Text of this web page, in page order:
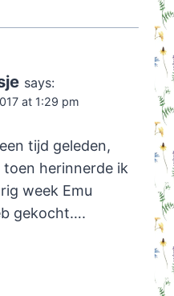
says:
at 1:29 pm
tijd geleden,
herinnerde ik
week Emu
gekocht….